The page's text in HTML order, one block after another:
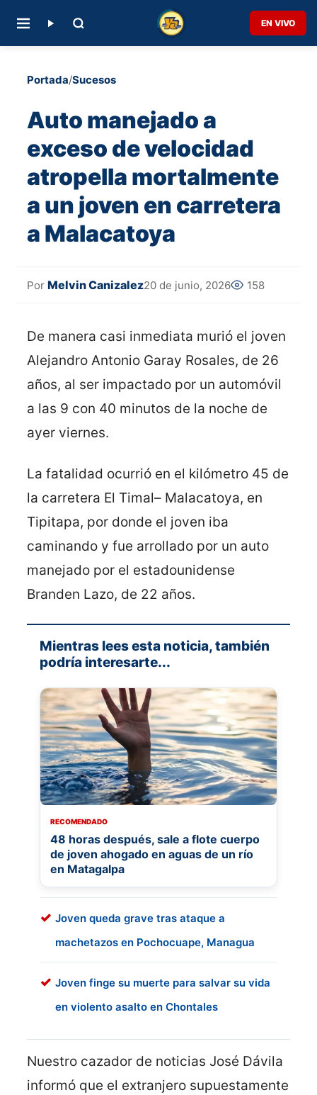
EN VIVO
Portada/Sucesos
Auto manejado a
exceso de velocidad
atropella mortalmente
a un joven en carretera
a Malacatoya
Por Melvin Canizalez20 de junio, 2026 158
De manera casi inmediata murió el joven
Alejandro Antonio Garay Rosales, de 26
años, al ser impactado por un automóvil
a las 9 con 40 minutos de la noche de
ayer viernes.
La fatalidad ocurrió en el kilómetro 45 de
la carretera El Timal– Malacatoya, en
Tipitapa, por donde el joven iba
caminando y fue arrollado por un auto
manejado por el estadounidense
Branden Lazo, de 22 años.
Mientras lees esta noticia, también
podría interesarte...
RECOMENDADO
48 horas después, sale a flote cuerpo
de joven ahogado en aguas de un río
en Matagalpa
Joven queda grave tras ataque a
machetazos en Pochocuape, Managua
Joven finge su muerte para salvar su vida
en violento asalto en Chontales
Nuestro cazador de noticias José Dávila
informó que el extranjero supuestamente